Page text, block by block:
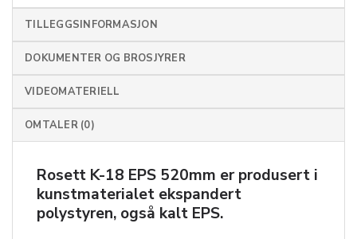
TILLEGGSINFORMASJON
DOKUMENTER OG BROSJYRER
VIDEOMATERIELL
OMTALER (0)
Rosett K-18 EPS 520mm er produsert i
kunstmaterialet ekspandert
polystyren, også kalt EPS.